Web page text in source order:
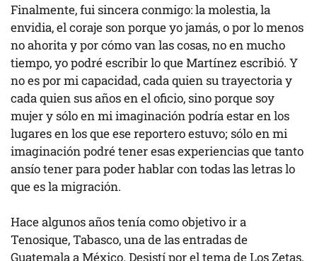
Finalmente, fui sincera conmigo: la molestia, la
envidia, el coraje son porque yo jamás, o por lo menos
no ahorita y por cómo van las cosas, no en mucho
tiempo, yo podré escribir lo que Martínez escribió. Y
no es por mi capacidad, cada quien su trayectoria y
cada quien sus años en el oficio, sino porque soy
mujer y sólo en mi imaginación podría estar en los
lugares en los que ese reportero estuvo; sólo en mi
imaginación podré tener esas experiencias que tanto
ansío tener para poder hablar con todas las letras lo
que es la migración.
Hace algunos años tenía como objetivo ir a
Tenosique, Tabasco, una de las entradas de
Guatemala a México. Desistí por el tema de Los Zetas,